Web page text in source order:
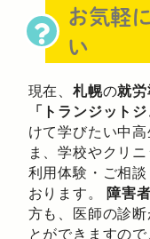
お気軽
い
現在、 札幌の就
「トランジットジ
けて学びたい中
ま、学校やクリ
利用体験・ご相
おります。 障害
方も、医師の診
とができますの